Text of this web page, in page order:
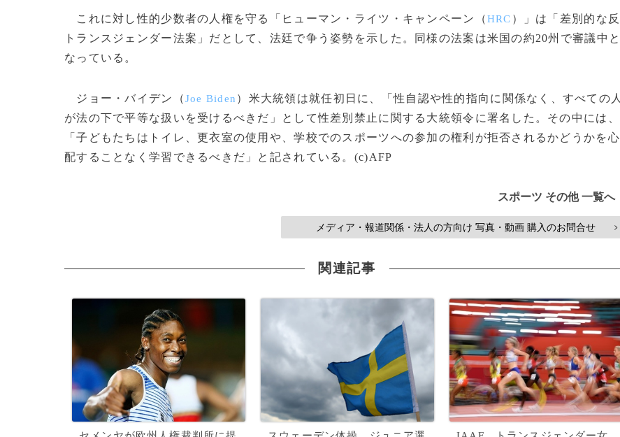
これに対し性的少数者の人権を守る「ヒューマン・ライツ・キャンペーン（HRC ）」は「差別的な反
トランスジェンダー法案」だとして、法廷で争う姿勢を示した。同様の法案は米国の約20州で審議中と
なっている。
ジョー・バイデン（Joe Biden ）米大統領は就任初日に、「性自認や性的指向に関係なく、すべての人
が法の下で平等な扱いを受けるべきだ」として性差別禁止に関する大統領令に署名した。その中には、
「子どもたちはトイレ、更衣室の使用や、学校でのスポーツへの参加の権利が拒否されるかどうかを心
配することなく学習できるべきだ」と記されている。(c)AFP
スポーツ その他 一覧へ
メディア・報道関係・法人の方向け 写真・動画 購入のお問合せ >
関連記事